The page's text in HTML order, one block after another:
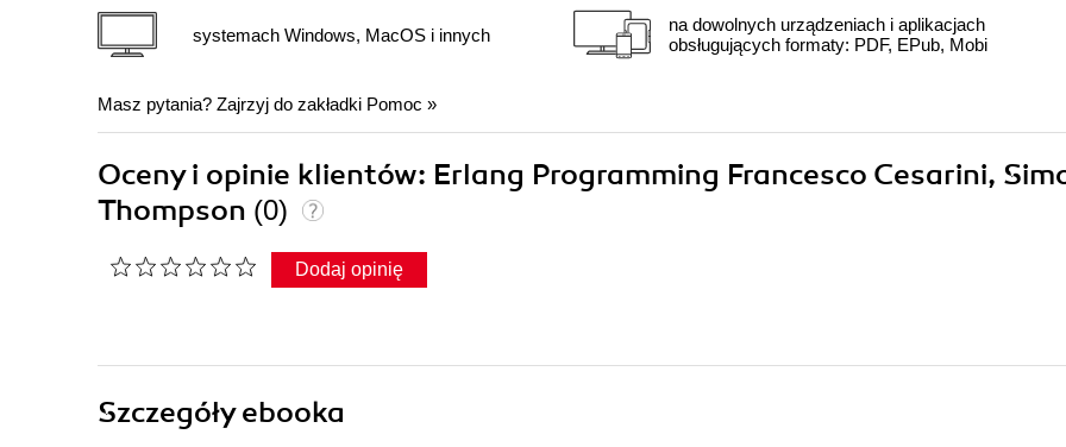
systemach Windows, MacOS i innych
na dowolnych urządzeniach i aplikacjach
obsługujących formaty: PDF, EPub, Mobi
Masz pytania? Zajrzyj do zakładki Pomoc »
Oceny i opinie klientów: Erlang Programming Francesco Cesarini,
Thompson (0)
Dodaj opinię
Szczegółyebooka